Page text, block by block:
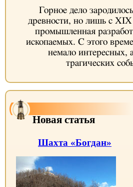
Горное дело
древности, но лишь с XIX
промышленная
ископаемых. С этого
немало интересных,
трагических
Новая статья
Шахта «Богдан»